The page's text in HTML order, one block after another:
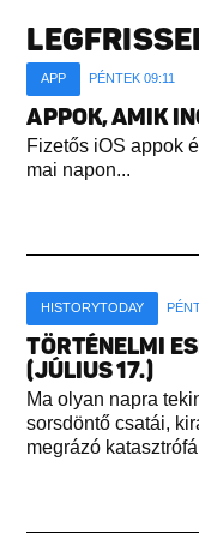
APP PÉNTEK 09:11
APPOK, AMIK
Fizetős iOS appok
mai napon...
HISTORYTODAY
TÖRTÉNELMI
(JÚLIUS 17.)
Ma olyan napra
sorsdöntő csatái,
megrázó